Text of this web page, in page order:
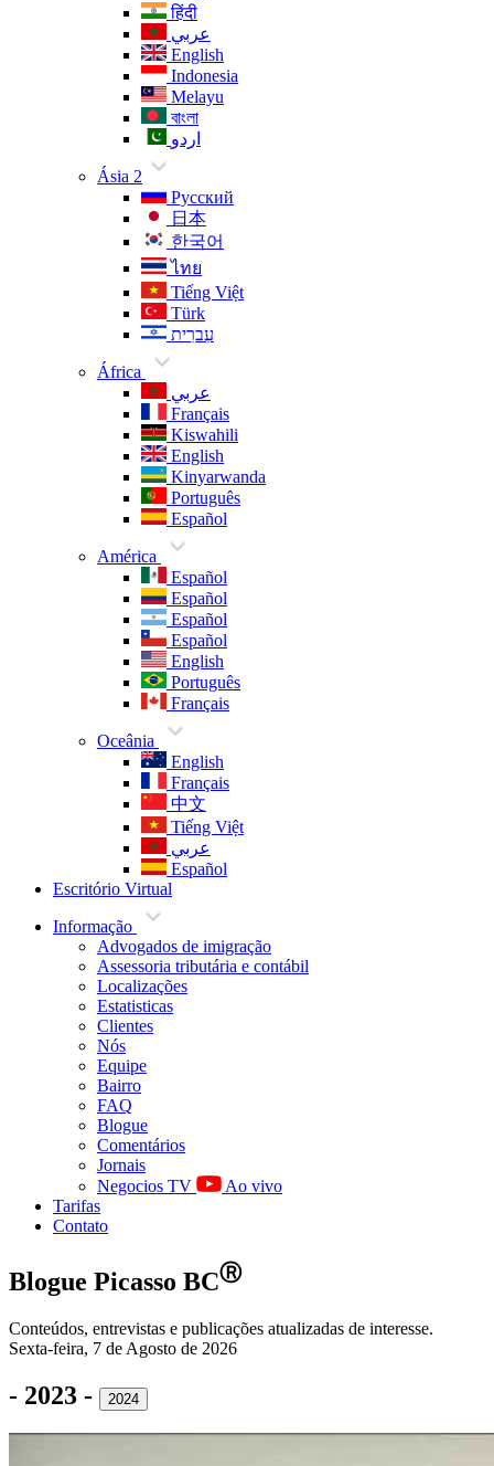
हिंदी
عربي
English
Indonesia
Melayu
বাংলা
اردو
Ásia 2
Русский
日本
한국어
ไทย
Tiếng Việt
Türk
עִברִית
África
عربي
Français
Kiswahili
English
Kinyarwanda
Português
Español
América
Español
Español
Español
Español
English
Português
Français
Oceânia
English
Français
中文
Tiếng Việt
عربي
Español
Escritório Virtual
Informação
Advogados de imigração
Assessoria tributária e contábil
Localizações
Estatisticas
Clientes
Nós
Equipe
Bairro
FAQ
Blogue
Comentários
Jornais
Negocios TV
Ao vivo
Tarifas
Contato
Blogue Picasso BCⓇ
Conteúdos, entrevistas e publicações atualizadas de interesse.
Sexta-feira, 7 de Agosto de 2026
- 2023 - 2024